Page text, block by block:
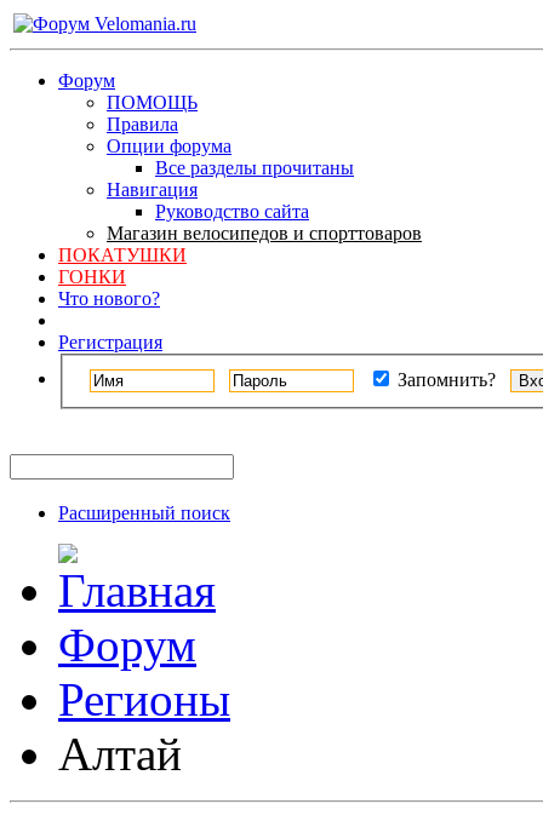
Форум
ПОМОЩЬ
Правила
Опции форума
Все разделы прочитаны
Навигация
Руководство сайта
Магазин велосипедов и спорттоваров
ПОКАТУШКИ
ГОНКИ
Что нового?
Регистрация
Запомнить?
Расширенный поиск
Форум
Регионы
Алтай